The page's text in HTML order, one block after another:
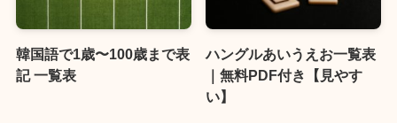
韓国語で1歳〜100歳まで表
記 一覧表
ハングルあいうえお一覧表
｜無料PDF付き【見やす
い】